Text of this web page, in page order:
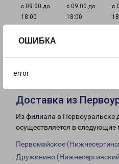
ОШИБКА
error
с 09:00 до
18:00
с 09:00 до
18:00
с
Доставка из
Из филиала в Первоуральске
осуществляется в следующие
Первомайское
Дружинино